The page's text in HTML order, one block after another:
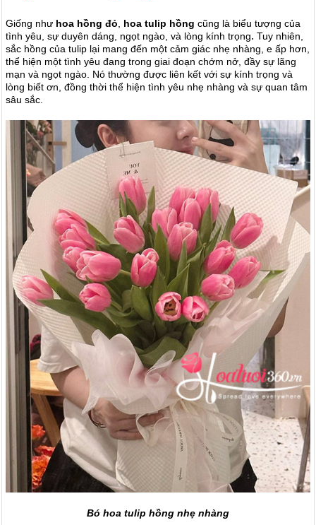
Giống như hoa hồng đỏ, hoa tulip hồng cũng là biểu tượng của
tình yêu, sự duyên dáng, ngọt ngào, và lòng kính trọng. Tuy nhiên,
sắc hồng của tulip lại mang đến một cảm giác nhẹ nhàng, e ấp hơn,
thể hiện một tình yêu đang trong giai đoạn chớm nở, đầy sự lãng
mạn và ngọt ngào. Nó thường được liên kết với sự kính trọng và
lòng biết ơn, đồng thời thể hiện tình yêu nhẹ nhàng và sự quan tâm
sâu sắc.
Bó hoa tulip hồng nhẹ nhàng